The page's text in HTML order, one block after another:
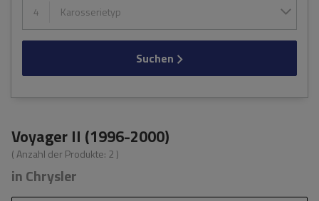
4 Karosserietyp
Suchen
Voyager II (1996-2000)
( Anzahl der Produkte: 2 )
in Chrysler